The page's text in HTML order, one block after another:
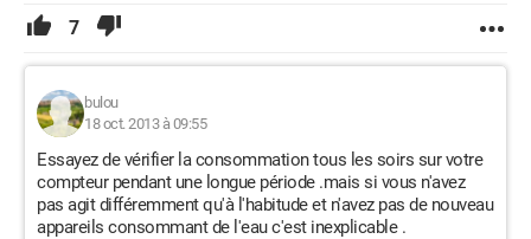
7
bulou
18 oct. 2013 à 09:55
Essayez de vérifier la consommation tous les soirs sur votre
compteur pendant une longue période .mais si vous n'avez
pas agit différemment qu'à l'habitude et n'avez pas de nouveau
appareils consommant de l'eau c'est inexplicable .